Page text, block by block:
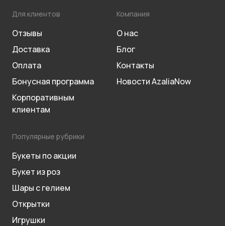
Для клиентов
Отзывы
Доставка
Оплата
Бонусная программа
Корпоративным
клиентам
Компания
О нас
Блог
Контакты
Новости AzaliaNow
Популярные рубрики
Букеты по акции
Букет из роз
Шары с гелием
Открытки
Игрушки